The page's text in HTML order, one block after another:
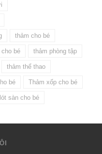
thảm cho bé
bé thảm phòng tập
thảm thể thao
bé Thảm xốp cho bé
sàn cho bé